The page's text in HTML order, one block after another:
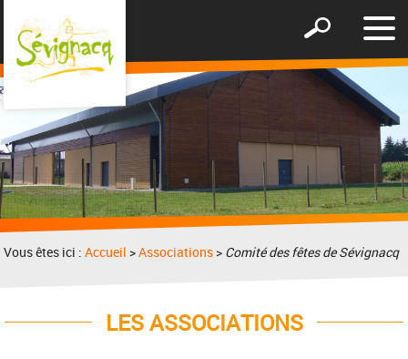
le
Afficher
formulaire
de
recherche
Vous êtes ici :Accueil >Associations > Comité des fêtes de Sévignacq
LES ASSOCIATIONS